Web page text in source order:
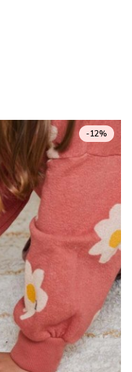
-12%